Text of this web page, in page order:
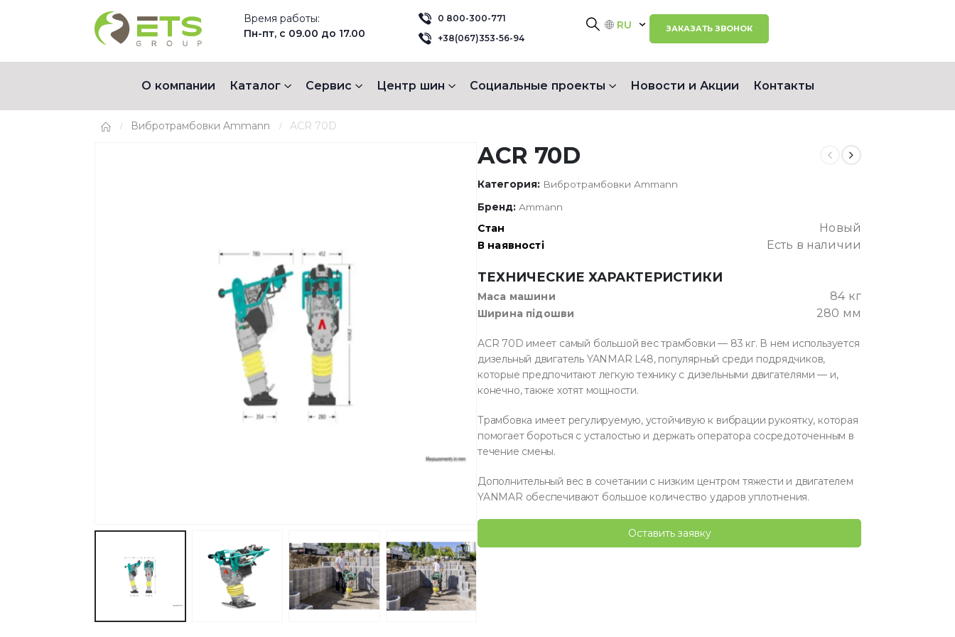
Время работы:
Пн-пт, с 09.00 до 17.00
0 800-300-771
+38(067)353-56-94
RU ЗАКАЗАТЬ ЗВОНОК
О компании Каталог Сервис Центр шин Социальные проекты Новости и Акции Контакты
Вибротрамбовки Ammann ACR 70D
ACR 70D
Категория: Вибротрамбовки Ammann
Бренд: Ammann
Стан Новый
В наявності Есть в наличии
ТЕХНИЧЕСКИЕ ХАРАКТЕРИСТИКИ
Маса машини 84 кг
Ширина підошви 280 мм
ACR 70D имеет самый большой вес трамбовки — 83 кг. В нем используется
дизельный двигатель YANMAR L48, популярный среди подрядчиков,
которые предпочитают легкую технику с дизельными двигателями — и,
конечно, также хотят мощности.
Трамбовка имеет регулируемую, устойчивую к вибрации рукоятку, которая
помогает бороться с усталостью и держать оператора сосредоточенным в
течение смены.
Дополнительный вес в сочетании с низким центром тяжести и двигателем
YANMAR обеспечивают большое количество ударов уплотнения.
Оставить заявку